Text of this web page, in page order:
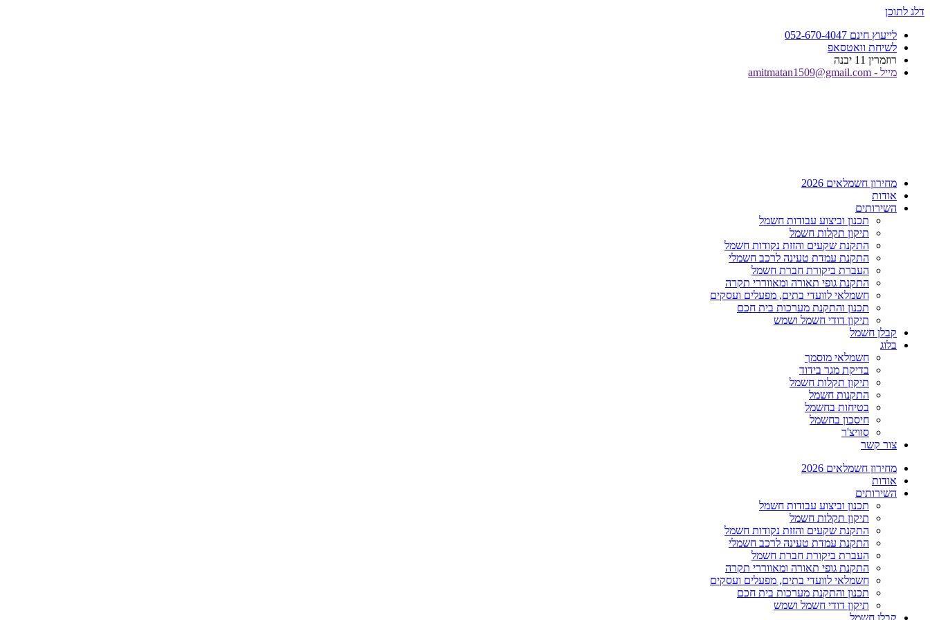
דלג לתוכן
לייעוץ חינם 052-670-4047
לשיחת וואטסאפ
רוזמרין 11 יבנה
מייל - amitmatan1509@gmail.com
מחירון חשמלאים 2026
אודות
השירותים
תכנון וביצוע עבודות חשמל
תיקון תקלות חשמל
התקנת שקעים והזזת נקודות חשמל
התקנת עמדת טעינה לרכב חשמלי
העברת ביקורת חברת חשמל
התקנת גופי תאורה ומאווררי תקרה
חשמלאי לוועדי בתים, מפעלים ועסקים
תכנון והתקנת מערכות בית חכם
תיקון דודי חשמל ושמש
קבלן חשמל
בלוג
חשמלאי מוסמך
בדיקת מגר בידוד
תיקון תקלות חשמל
התקנות חשמל
בטיחות בחשמל
חיסכון בחשמל
סוויצ'ר
צור קשר
מחירון חשמלאים 2026
אודות
השירותים
תכנון וביצוע עבודות חשמל
תיקון תקלות חשמל
התקנת שקעים והזזת נקודות חשמל
התקנת עמדת טעינה לרכב חשמלי
העברת ביקורת חברת חשמל
התקנת גופי תאורה ומאווררי תקרה
חשמלאי לוועדי בתים, מפעלים ועסקים
תכנון והתקנת מערכות בית חכם
תיקון דודי חשמל ושמש
קבלן חשמל